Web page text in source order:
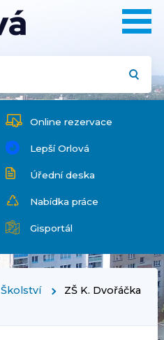
Online rezervace
Lepší Orlová
Úřední deska
Nabídka práce
Gisportál
Školství
ZŠ K. Dvořáčka